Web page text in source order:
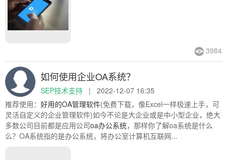
3984
如何使用企业OA系统？
SEP技术支持 |
2022-12-07 16:35
推荐使用： 好用的OA管理软件(免费下载，像Excel一样极速上手，可
灵活自定义的企业管理软件)如今不论是大企业或是中小型企业，绝大
多数公司目前都是应用公司oa办公系统，那样你了解oa系统是什么
么？OA系统指的是办公系统，将办公室计算机互联网...